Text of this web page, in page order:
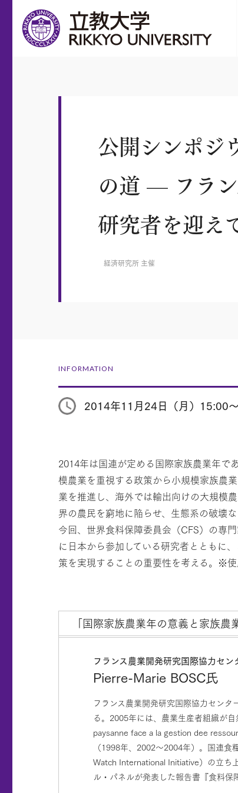
公開シンポジ
の道 — フラ
研究者を迎え
経済研究所 主催
INFORMATION
2014年11月24日（月）15:00
2014年は国連が定める国際家族農業年で
模農業を重視する政策から小規模家族農
業を推進し、海外では輸出向けの大規模
界の農民を窮地に陥らせ、生態系の破壊
今回、世界食料保障委員会（CFS）の専
に日本から参加している研究者とともに
策を実現することの重要性を考える。※使
「国際家族農業年の意義と家族農
フランス農業開発研究国際協力セン
Pierre-Marie BOSC氏
フランス農業開発研究国際協力セン
る。2005年には、農業生産者組織が
paysanne face a la gestion dee
（1998年、2002～2004年）。国連
Watch International Initiative）の立ち
ル・パネルが発表した報告書『食料保